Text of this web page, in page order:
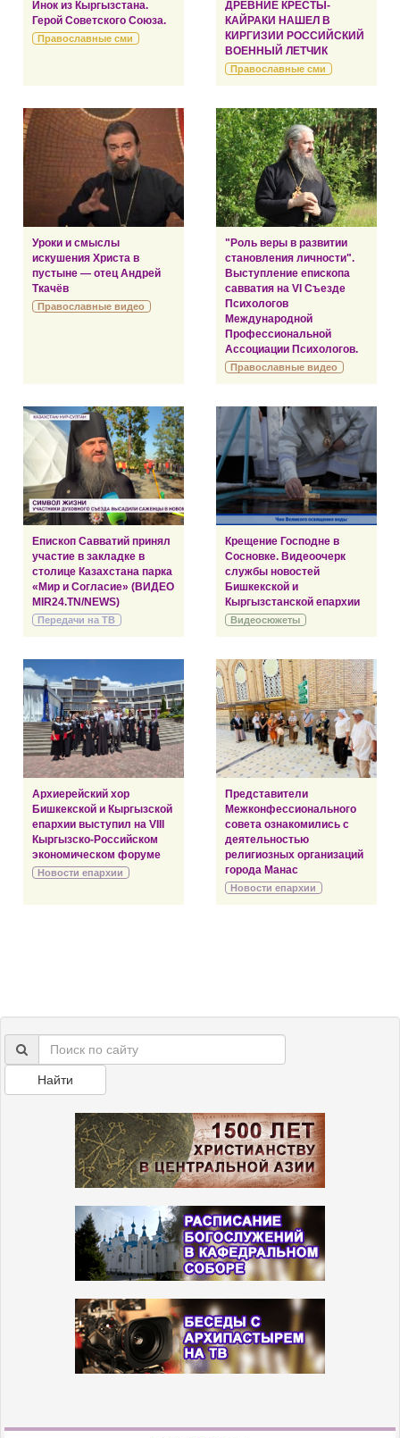
Инок из Кыргызстана.
Герой Советского Союза.
Православные сми
ДРЕВНИЕ КРЕСТЫ-
КАЙРАКИ НАШЕЛ В
КИРГИЗИИ РОССИЙСКИЙ
ВОЕННЫЙ ЛЕТЧИК
Православные сми
Уроки и смыслы
искушения Христа в
пустыне — отец Андрей
Ткачёв
Православные видео
"Роль веры в развитии
становления личности".
Выступление епископа
савватия на VI Съезде
Психологов
Международной
Профессиональной
Ассоциации Психологов.
Православные видео
Епископ Савватий принял
участие в закладке в
столице Казахстана парка
«Мир и Согласие» (ВИДЕО
MIR24.TN/NEWS)
Передачи на ТВ
Крещение Господне в
Сосновке. Видеоочерк
службы новостей
Бишкекской и
Кыргызстанской епархии
Видеосюжеты
Архиерейский хор
Бишкекской и Кыргызской
епархии выступил на VIII
Кыргызско-Российском
экономическом форуме
Новости епархии
Представители
Межконфессионального
совета ознакомились с
деятельностью
религиозных организаций
города Манас
Новости епархии
Найти